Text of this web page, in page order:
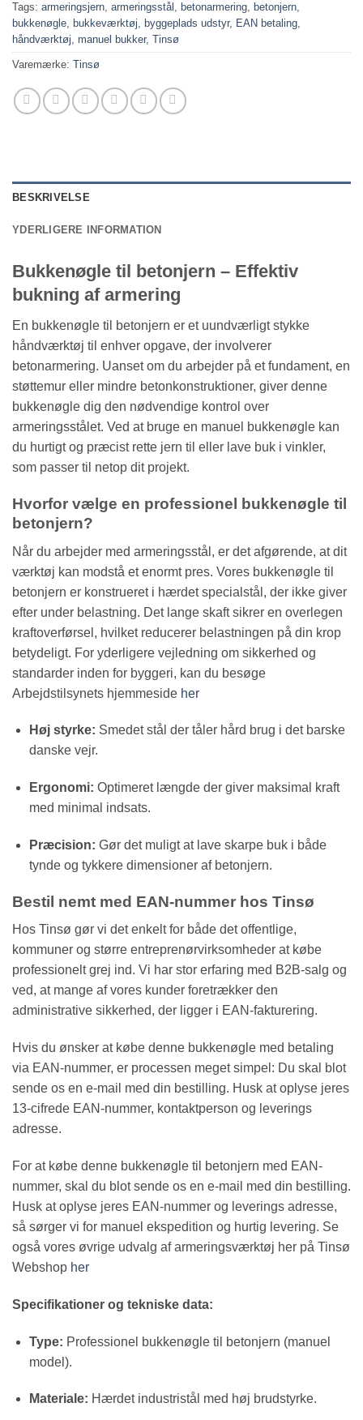
Tags: armeringsjern, armeringsstål , betonarmering, betonjern,
bukkenøgle, bukkeværktøj, byggeplads udstyr, EAN betaling,
håndværktøj, manuel bukker, Tinsø
Varemærke: Tinsø
BESKRIVELSE
YDERLIGERE INFORMATION
Bukkenøgle til betonjern – Effektiv
bukning af armering
En bukkenøgle til betonjern er et uundværligt stykke
håndværktøj til enhver opgave, der involverer
betonarmering. Uanset om du arbejder på et fundament, en
støttemur eller mindre betonkonstruktioner, giver denne
bukkenøgle dig den nødvendige kontrol over
armeringsstålet. Ved at bruge en manuel bukkenøgle kan
du hurtigt og præcist rette jern til eller lave buk i vinkler,
som passer til netop dit projekt.
Hvorfor vælge en professionel bukkenøgle til
betonjern?
Når du arbejder med armeringsstål, er det afgørende, at dit
værktøj kan modstå et enormt pres. Vores bukkenøgle til
betonjern er konstrueret i hærdet specialstål, der ikke giver
efter under belastning. Det lange skaft sikrer en overlegen
kraftoverførsel, hvilket reducerer belastningen på din krop
betydeligt. For yderligere vejledning om sikkerhed og
standarder inden for byggeri, kan du besøge
Arbejdstilsynets hjemmeside her
Høj styrke: Smedet stål der tåler hård brug i det barske
danske vejr.
Ergonomi: Optimeret længde der giver maksimal kraft
med minimal indsats.
Præcision: Gør det muligt at lave skarpe buk i både
tynde og tykkere dimensioner af betonjern.
Bestil nemt med EAN-nummer hos Tinsø
Hos Tinsø gør vi det enkelt for både det offentlige,
kommuner og større entreprenørvirksomheder at købe
professionelt grej ind. Vi har stor erfaring med B2B-salg og
ved, at mange af vores kunder foretrækker den
administrative sikkerhed, der ligger i EAN-fakturering.
Hvis du ønsker at købe denne bukkenøgle med betaling
via EAN-nummer, er processen meget simpel: Du skal blot
sende os en e-mail med din bestilling. Husk at oplyse jeres
13-cifrede EAN-nummer, kontaktperson og leverings
adresse.
For at købe denne bukkenøgle til betonjern med EAN-
nummer, skal du blot sende os en e-mail med din bestilling.
Husk at oplyse jeres EAN-nummer og leverings adresse,
så sørger vi for manuel ekspedition og hurtig levering. Se
også vores øvrige udvalg af armeringsværktøj her på Tinsø
Webshop her
Specifikationer og tekniske data:
Type: Professionel bukkenøgle til betonjern (manuel
model).
Materiale: Hærdet industristål med høj brudstyrke.